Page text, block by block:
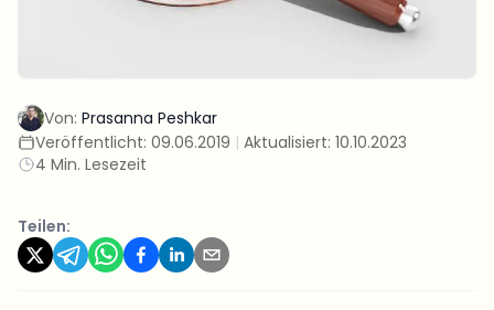
Von: Prasanna Peshkar
Veröffentlicht: 09.06.2019 | Aktualisiert: 10.10.2023
4 Min. Lesezeit
Teilen: